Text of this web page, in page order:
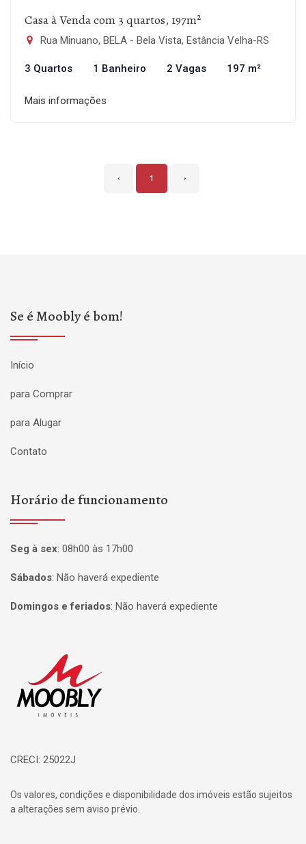
Casa à Venda com 3 quartos, 197m²
Rua Minuano, BELA - Bela Vista, Estância Velha-RS
3 Quartos 1 Banheiro 2 Vagas 197 m²
Mais informações
‹ 1 ›
Se é Moobly é bom!
Início
para Comprar
para Alugar
Contato
Horário de funcionamento
Seg à sex: 08h00 às 17h00
Sábados: Não haverá expediente
Domingos e feriados: Não haverá expediente
CRECI: 25022J
Os valores, condições e disponibilidade dos imóveis estão sujeitos
a alterações sem aviso prévio.